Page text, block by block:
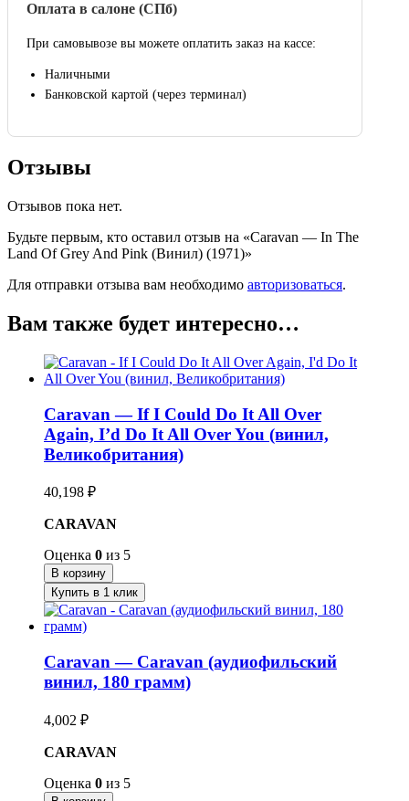
Оплата в салоне (СПб)
При самовывозе вы можете оплатить заказ на кассе:
Наличными
Банковской картой (через терминал)
Отзывы
Отзывов пока нет.
Будьте первым, кто оставил отзыв на «Caravan — In The
Land Of Grey And Pink (Винил) (1971)»
Для отправки отзыва вам необходимо авторизоваться.
Вам также будет интересно…
Caravan — If I Could Do It All Over
Again, I’d Do It All Over You (винил,
Великобритания)
40,198 ₽
CARAVAN
Оценка 0 из 5
В корзину
Купить в 1 клик
Caravan — Caravan (аудиофильский
винил, 180 грамм)
4,002 ₽
CARAVAN
Оценка 0 из 5